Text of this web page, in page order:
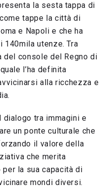
la sesta tappa di
tappe la città di
e Napoli e che ha
140mila utenze. Tra
console del Regno di
l’ha definita
alla ricchezza e
dialogo tra immagini e
un ponte culturale che
il valore della
che merita
la sua capacità di
mondi diversi.